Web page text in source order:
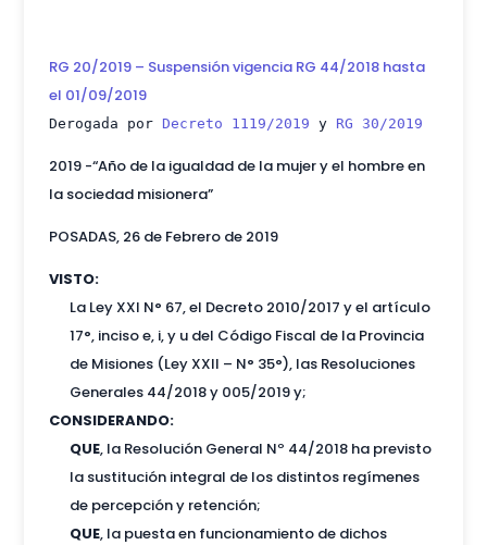
RG 20/2019 – Suspensión vigencia RG 44/2018 hasta
el 01/09/2019
Derogada por Decreto 1119/2019 y RG 30/2019
2019 -“Año de la igualdad de la mujery el hombre en
la sociedad misionera”
POSADAS, 26 de Febrero de 2019
VISTO:
La Ley XXI N° 67, el Decreto 2010/2017 y el artículo
17°, inciso e, i, y u del Código Fiscal de la Provincia
de Misiones (Ley XXII – N° 35°), las Resoluciones
Generales 44/2018 y 005/2019 y;
CONSIDERANDO:
QUE, la Resolución General Nº 44/2018 ha previsto
la sustitución integral de los distintos regímenes
de percepción y retención;
QUE, la puesta en funcionamiento de dichos